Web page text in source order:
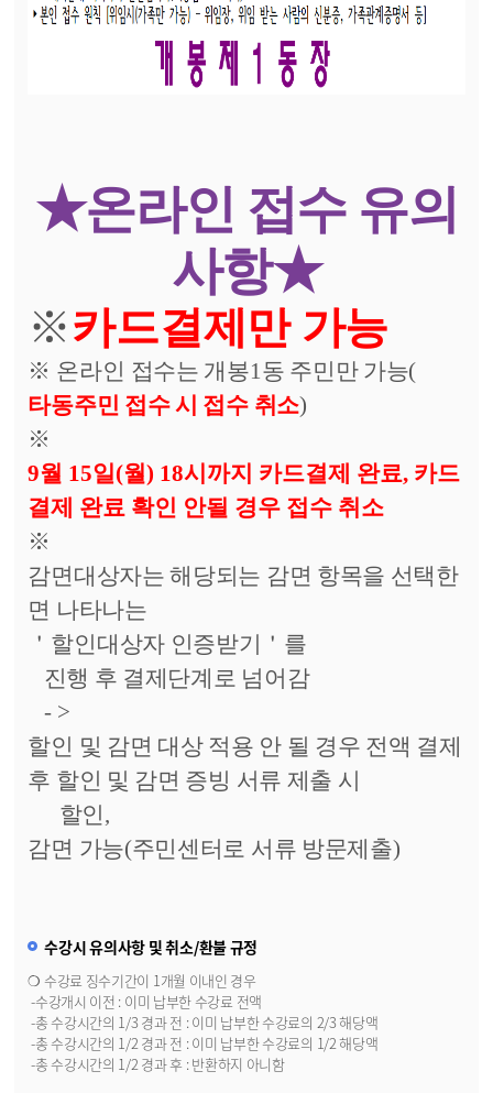
★온라인 접수 유의
사항★
※카드결제만 가능
※ 온라인 접수는 개봉1 동 주민만 가능(
타동주민 접수 시 접수 취소)
※
9월 15일(월) 18시까지 카드결제 완료, 카드
결제 완료 확인 안될 경우 접수 취소
※
감면대상자는 해당되는 감면 항목을 선택한
면 나타나는
＇ 할인대상자 인증받기 ＇ 를
진행 후 결제단계로 넘어감
- >
할인 및 감면 대상 적용 안 될 경우 전액 결제
후 할인 및 감면 증빙 서류 제출 시
할인,
감면 가능(주민센터로 서류 방문제출)
수강시 유의사항 및 취소/환불 규정
❍ 수강료 징수기간이 1개월 이내인 경우
-수강개시 이전 : 이미 납부한 수강료 전액
-총 수강시간의 1/3 경과 전 : 이미 납부한 수강료의 2/3 해당액
-총 수강시간의 1/2 경과 전 : 이미 납부한 수강료의 1/2 해당액
-총 수강시간의 1/2 경과 후 : 반환하지 아니함